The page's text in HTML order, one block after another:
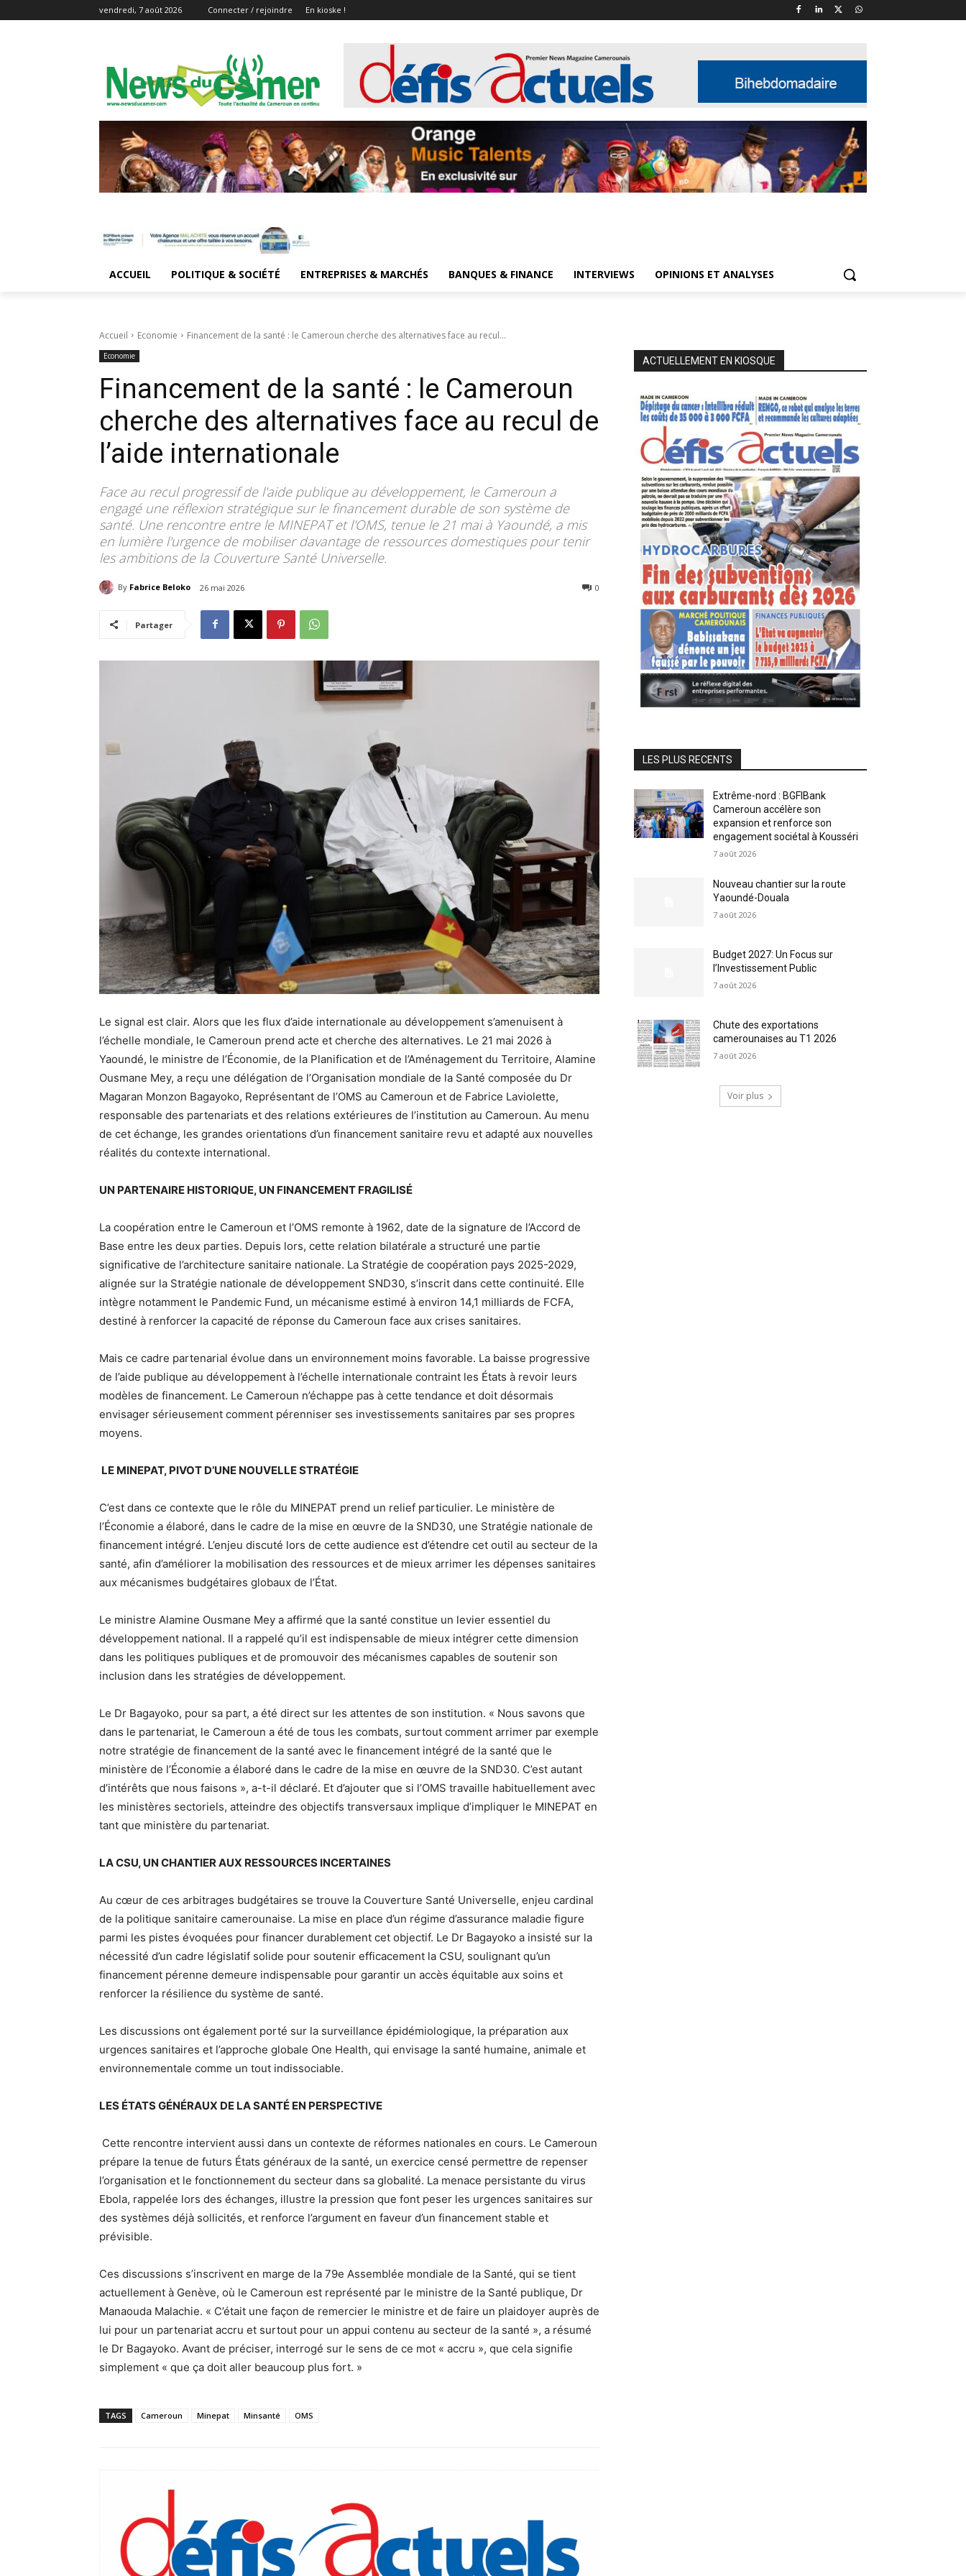
vendredi, 7 août 2026 Connecter / rejoindre En kioske !
ACCUEIL POLITIQUE & SOCIÉTÉ ENTREPRISES & MARCHÉS BANQUES & FINANCE INTERVIEWS OPINIONS ET ANALYSES
Accueil Economie Financement de la santé : le Cameroun cherche des alternatives face au recul...
Economie
Financement de la santé : le Cameroun
cherche des alternatives face au recul de
l’aide internationale
Face au recul progressif de l'aide publique au développement, le Cameroun a
engagé une réflexion stratégique sur le financement durable de son système de
santé. Une rencontre entre le MINEPAT et l'OMS, tenue le 21 mai à Yaoundé, a mis
en lumière l'urgence de mobiliser davantage de ressources domestiques pour tenir
les ambitions de la Couverture Santé Universelle.
By Fabrice Beloko 26 mai 2026 0
Partager
Le signal est clair. Alors que les flux d’aide internationale au développement s’amenuisent à
l’échelle mondiale, le Cameroun prend acte et cherche des alternatives. Le 21 mai 2026 à
Yaoundé, le ministre de l’Économie, de la Planification et de l’Aménagement du Territoire, Alamine
Ousmane Mey, a reçu une délégation de l’Organisation mondiale de la Santé composée du Dr
Magaran Monzon Bagayoko, Représentant de l’OMS au Cameroun et de Fabrice Laviolette,
responsable des partenariats et des relations extérieures de l’institution au Cameroun. Au menu
de cet échange, les grandes orientations d’un financement sanitaire revu et adapté aux nouvelles
réalités du contexte international.
UN PARTENAIRE HISTORIQUE, UN FINANCEMENT FRAGILISÉ
La coopération entre le Cameroun et l’OMS remonte à 1962, date de la signature de l’Accord de
Base entre les deux parties. Depuis lors, cette relation bilatérale a structuré une partie
significative de l’architecture sanitaire nationale. La Stratégie de coopération pays 2025-2029,
alignée sur la Stratégie nationale de développement SND30, s’inscrit dans cette continuité. Elle
intègre notamment le Pandemic Fund, un mécanisme estimé à environ 14,1 milliards de FCFA,
destiné à renforcer la capacité de réponse du Cameroun face aux crises sanitaires.
Mais ce cadre partenarial évolue dans un environnement moins favorable. La baisse progressive
de l’aide publique au développement à l’échelle internationale contraint les États à revoir leurs
modèles de financement. Le Cameroun n’échappe pas à cette tendance et doit désormais
envisager sérieusement comment pérenniser ses investissements sanitaires par ses propres
moyens.
LE MINEPAT, PIVOT D’UNE NOUVELLE STRATÉGIE
C’est dans ce contexte que le rôle du MINEPAT prend un relief particulier. Le ministère de
l’Économie a élaboré, dans le cadre de la mise en œuvre de la SND30, une Stratégie nationale de
financement intégré. L’enjeu discuté lors de cette audience est d’étendre cet outil au secteur de la
santé, afin d’améliorer la mobilisation des ressources et de mieux arrimer les dépenses sanitaires
aux mécanismes budgétaires globaux de l’État.
Le ministre Alamine Ousmane Mey a affirmé que la santé constitue un levier essentiel du
développement national. Il a rappelé qu’il est indispensable de mieux intégrer cette dimension
dans les politiques publiques et de promouvoir des mécanismes capables de soutenir son
inclusion dans les stratégies de développement.
Le Dr Bagayoko, pour sa part, a été direct sur les attentes de son institution. « Nous savons que
dans le partenariat, le Cameroun a été de tous les combats, surtout comment arrimer par exemple
notre stratégie de financement de la santé avec le financement intégré de la santé que le
ministère de l’Économie a élaboré dans le cadre de la mise en œuvre de la SND30. C’est autant
d’intérêts que nous faisons », a-t-il déclaré. Et d’ajouter que si l’OMS travaille habituellement avec
les ministères sectoriels, atteindre des objectifs transversaux implique d’impliquer le MINEPAT en
tant que ministère du partenariat.
LA CSU, UN CHANTIER AUX RESSOURCES INCERTAINES
Au cœur de ces arbitrages budgétaires se trouve la Couverture Santé Universelle, enjeu cardinal
de la politique sanitaire camerounaise. La mise en place d’un régime d’assurance maladie figure
parmi les pistes évoquées pour financer durablement cet objectif. Le Dr Bagayoko a insisté sur la
nécessité d’un cadre législatif solide pour soutenir efficacement la CSU, soulignant qu’un
financement pérenne demeure indispensable pour garantir un accès équitable aux soins et
renforcer la résilience du système de santé.
Les discussions ont également porté sur la surveillance épidémiologique, la préparation aux
urgences sanitaires et l’approche globale One Health, qui envisage la santé humaine, animale et
environnementale comme un tout indissociable.
LES ÉTATS GÉNÉRAUX DE LA SANTÉ EN PERSPECTIVE
Cette rencontre intervient aussi dans un contexte de réformes nationales en cours. Le Cameroun
prépare la tenue de futurs États généraux de la santé, un exercice censé permettre de repenser
l’organisation et le fonctionnement du secteur dans sa globalité. La menace persistante du virus
Ebola, rappelée lors des échanges, illustre la pression que font peser les urgences sanitaires sur
des systèmes déjà sollicités, et renforce l’argument en faveur d’un financement stable et
prévisible.
Ces discussions s’inscrivent en marge de la 79e Assemblée mondiale de la Santé, qui se tient
actuellement à Genève, où le Cameroun est représenté par le ministre de la Santé publique, Dr
Manaouda Malachie. « C’était une façon de remercier le ministre et de faire un plaidoyer auprès de
lui pour un partenariat accru et surtout pour un appui contenu au secteur de la santé », a résumé
le Dr Bagayoko. Avant de préciser, interrogé sur le sens de ce mot « accru », que cela signifie
simplement « que ça doit aller beaucoup plus fort. »
TAGS Cameroun Minepat Minsanté OMS
ACTUELLEMENT EN KIOSQUE
LES PLUS RECENTS
Extrême-nord : BGFIBank
Cameroun accélère son
expansion et renforce son
engagement sociétal à Kousséri
7 août 2026
Nouveau chantier sur la route
Yaoundé-Douala
7 août 2026
Budget 2027: Un Focus sur
l’Investissement Public
7 août 2026
Chute des exportations
camerounaises au T1 2026
7 août 2026
Voir plus